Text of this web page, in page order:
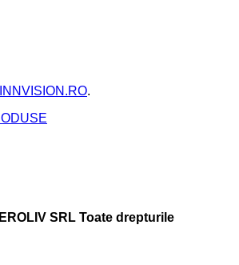
INNVISION.RO.
SRL Toate drepturile